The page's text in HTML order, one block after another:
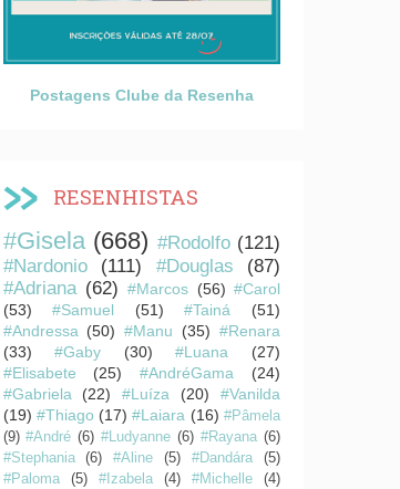
Postagens Clube da Resenha
RESENHISTAS
#Gisela (668) #Rodolfo (121)
#Nardonio
(111) #Douglas
(87)
#Adriana (62) #Marcos (56) #Carol
(53)
#Samuel (51) #Tainá
(51)
#Andressa (50) #Manu (35) #Renara
(33)
#Gaby (30) #Luana
(27)
#Elisabete
(25) #AndréGama
(24)
#Gabriela
(22) #Luíza (20)
#Vanilda
(19) #Thiago (17) #Laiara (16) #Pâmela
(9) #André (6) #Ludyanne (6) #Rayana (6)
#Stephania
(6) #Aline (5) #Dandára
(5)
#Paloma
(5) #Izabela (4) #Michelle
(4)